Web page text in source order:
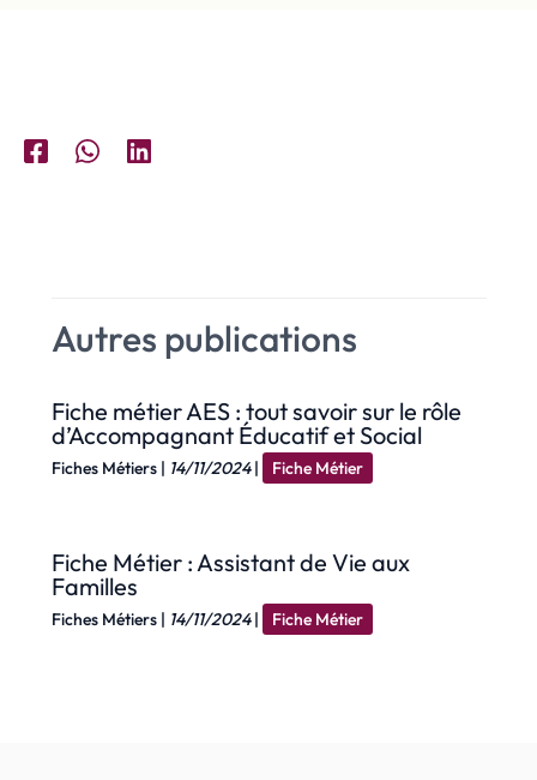
Autres publications
Fiche métier AES : tout savoir sur le rôle
d’Accompagnant Éducatif et Social
Fiches Métiers| 14/11/2024| Fiche Métier
Fiche Métier : Assistant de Vie aux
Familles
Fiches Métiers| 14/11/2024| Fiche Métier